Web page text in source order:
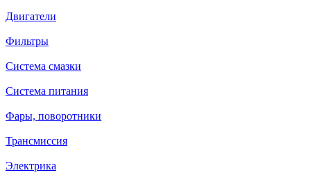
Двигатели
Фильтры
Система смазки
Система питания
Фары, поворотники
Трансмиссия
Электрика